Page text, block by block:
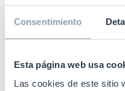
Consentimiento
Esta página web usa
Las cookies de este sitio
una nueva electrónica
mejoran las
pequeños.